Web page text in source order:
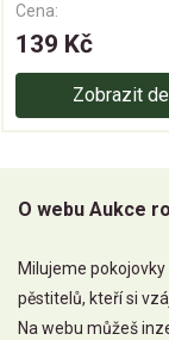
Cena:
139 Kč
Zobrazit
O webu Aukce
Milujeme
pěstitelů, kteří si
Na webu můžeš